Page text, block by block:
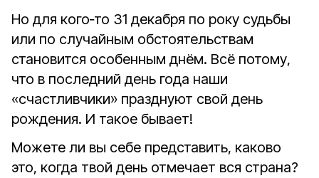
Но для кого‑то 31 декабря по року судьбы
или по случайным обстоятельствам
становится особенным днём. Всё потому,
что в последний день года наши
«счастливчики» празднуют свой день
рождения. И такое бывает!
Можете ли вы себе представить, каково
это, когда твой день отмечает вся страна?